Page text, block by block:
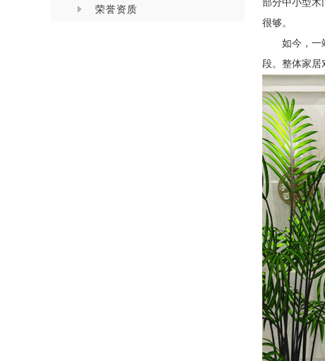
荣誉资质
部分中小型木
很够。
如今，一
段。整体家居